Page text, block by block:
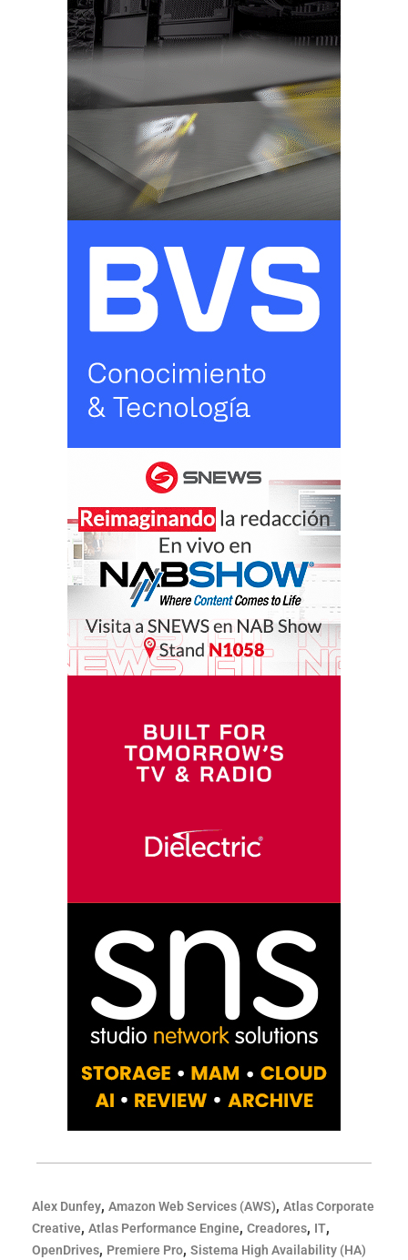
Alex Dunfey, Amazon Web Services (AWS), Atlas Corporate
Creative, Atlas Performance Engine, Creadores, IT,
OpenDrives, Premiere Pro, Sistema High Availability (HA)